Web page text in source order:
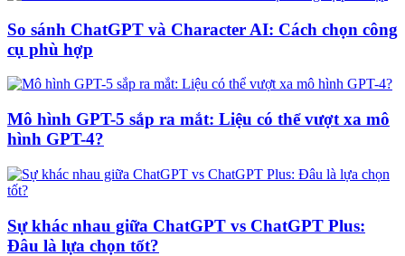
So sánh ChatGPT và Character AI: Cách chọn công
cụ phù hợp
Mô hình GPT-5 sắp ra mắt: Liệu có thể vượt xa mô
hình GPT-4?
Sự khác nhau giữa ChatGPT vs ChatGPT Plus:
Đâu là lựa chọn tốt?